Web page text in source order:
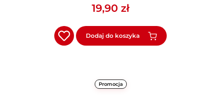
19,90 zł
Dodaj do koszyka
Promocja